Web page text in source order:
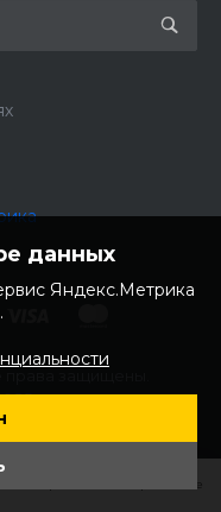
Надеждинский район,
Торопова 12
данных
Яндекс.Метрика